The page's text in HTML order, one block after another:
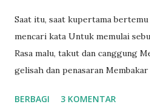
Saat itu, saat kupertama
mencari kata Untuk memulai
Rasa malu, takut dan canggung
gelisah dan penasaran
menjadi warna Yang
BERBAGI 3 KOMENTAR